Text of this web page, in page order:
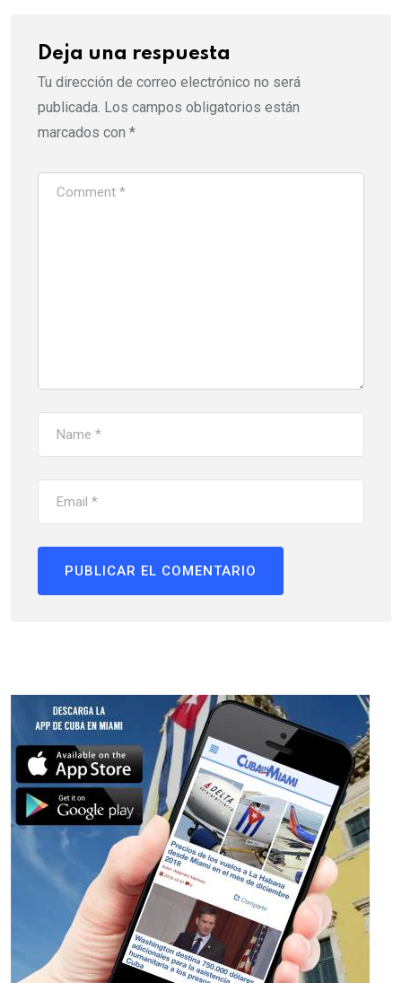
Deja una respuesta
Tu dirección de correo electrónico no será
publicada. Los campos obligatorios están
marcados con *